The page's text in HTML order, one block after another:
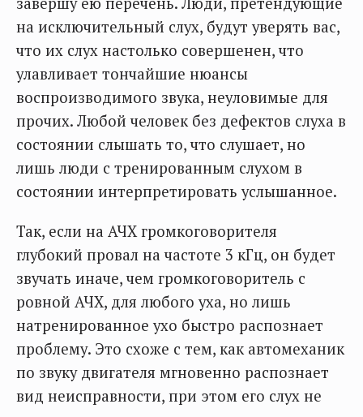
на исключительный слух, будут уверять вас,
что их слух настолько совершенен, что
улавливает тончайшие нюансы
воспроизводимого звука, неуловимые для
прочих. Любой человек без дефектов слуха в
состоянии слышать то, что слушает, но
лишь люди с тренированным слухом в
состоянии интерпретировать услышанное.
Так, если на АЧХ громкоговорителя
глубокий провал на частоте 3 кГц, он будет
звучать иначе, чем громкоговоритель с
ровной АЧХ, для любого уха, но лишь
натренированное ухо быстро распознает
проблему. Это схоже с тем, как автомеханик
по звуку двигателя мгновенно распознает
вид неисправности, при этом его слух не